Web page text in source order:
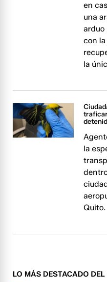
en
una
arduo
con
la
la
Quito.
LO MÁS DESTACADO DEL